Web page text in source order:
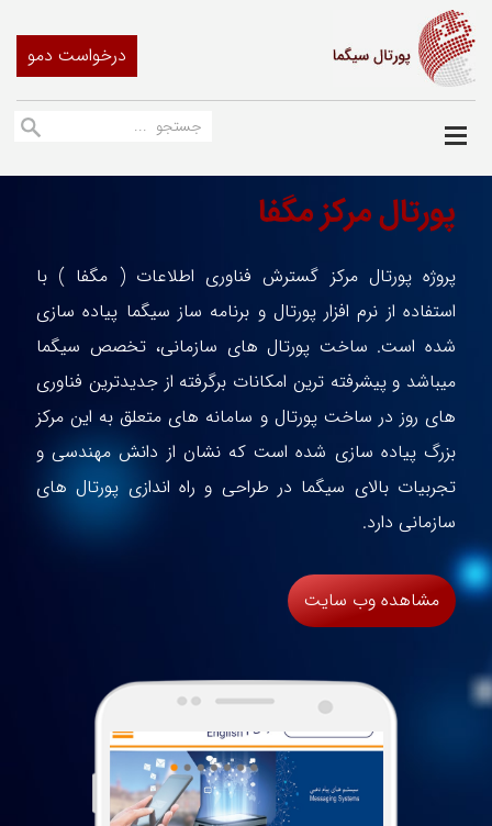
درخواست دمو
پورتال مرکز مگفا
پروژه پورتال مرکز گسترش فناوری اطلاعات ( مگفا ) با
استفاده از نرم افزار پورتال و برنامه ساز سیگما پیاده سازی
شده است. ساخت پورتال های سازمانی، تخصص سیگما
میباشد و پیشرفته ترین امکانات برگرفته از جدیدترین فناوری
های روز در ساخت پورتال و سامانه های متعلق به این مرکز
بزرگ پیاده سازی شده است که نشان از دانش مهندسی و
تجربیات بالای سیگما در طراحی و راه اندازی پورتال های
سازمانی دارد.
مشاهده وب سایت